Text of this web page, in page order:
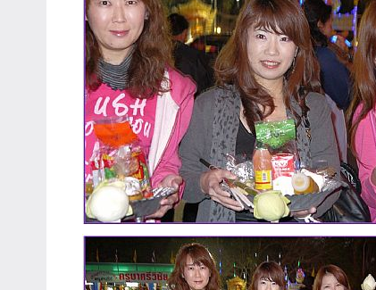
學
校
企
業
講
座、
部
落
客
及
旅